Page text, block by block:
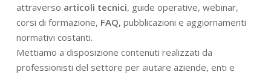
attraverso articoli tecnici, guide operative, webinar,
corsi di formazione, FAQ, pubblicazioni e aggiornamenti
normativi costanti.
Mettiamo a disposizione contenuti realizzati da
professionisti del settore per aiutare aziende, enti e